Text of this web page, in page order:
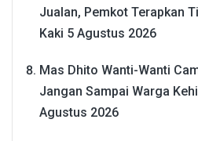
Jualan, Pemkot Terapkan
Kaki 5 Agustus 2026
Mas Dhito Wanti-Wanti
Jangan Sampai Warga
Agustus 2026